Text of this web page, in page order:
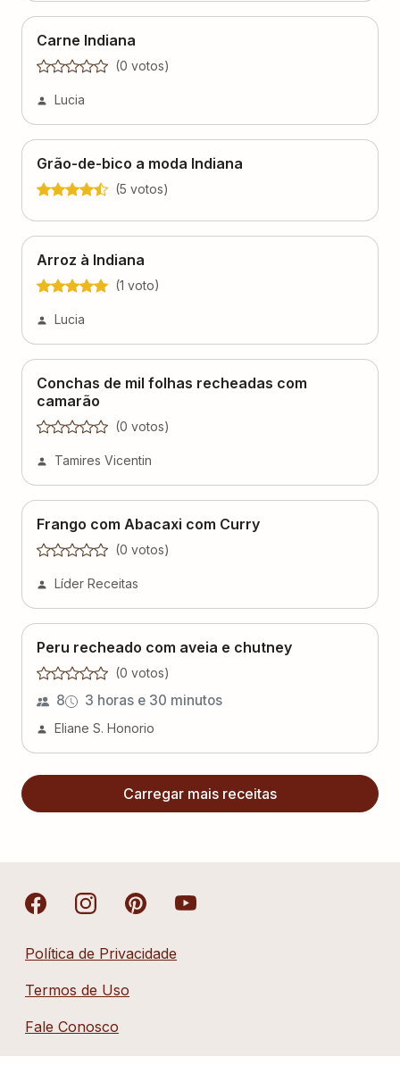
Carne Indiana
(0 votos)
Lucia
Grão-de-bico a moda Indiana
(5 votos)
Arroz à Indiana
(1 voto)
Lucia
Conchas de mil folhas recheadas com
camarão
(0 votos)
Tamires Vicentin
Frango com Abacaxi com Curry
(0 votos)
Líder Receitas
Peru recheado com aveia e chutney
(0 votos)
8 3 horas e 30 minutos
Eliane S. Honorio
Carregar mais receitas
Política de Privacidade
Termos de Uso
Fale Conosco